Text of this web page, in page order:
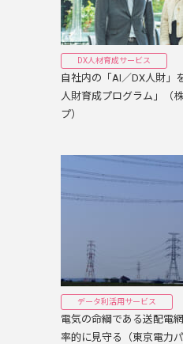
DX人材育成サービス
自社内の「AI／DX人財」
人財育成プログラム」（
プ）
データ利活用サービス
電気の命綱である送配電
率的に見守る（東京電力